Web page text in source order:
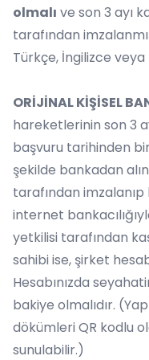
olmalı ve son 3 ayı
tarafından
Türkçe, İngilizce
ORİJİNAL KİŞİSEL
hareketlerinin son 3
başvuru tarihinden
şekilde bankadan
tarafından
internet
yetkilisi tarafından
sahibi ise, şirket
Hesabınızda
bakiye olmalıdır.
dökümleri QR kodlu
sunulabilir.)